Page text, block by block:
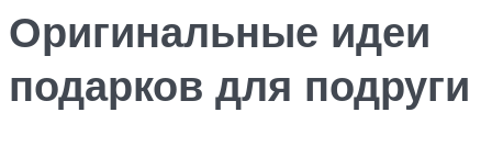
Оригинальные идеи
подарков для подруги